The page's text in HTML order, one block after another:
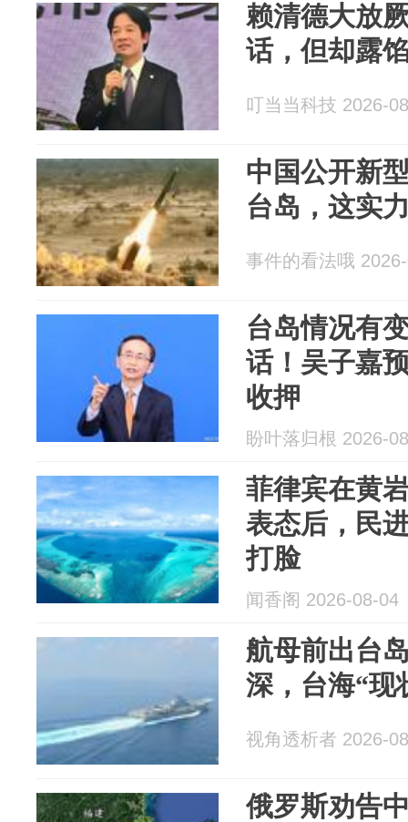
赖清德大放
话，但却露
叮当当科技 2026-
中国公开新
台岛，这实
事件的看法哦
台岛情况有
话！吴子嘉
收押
盼叶落归根 2026-
菲律宾在黄
表态后，民
打脸
闻香阁 2026-08-04
航母前出台
深，台海“现
视角透析者 2026-
俄罗斯劝告